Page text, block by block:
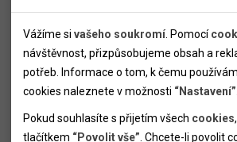
Informace
Novinky
Kolektivy
SUPER FIRST MINUTE
Informace k letním pobytům
Informace o letecké dopravě
Vážíme si vašeho soukromí . Pomocí
návštěvnost, přizpůsobujeme obsah a
potřeb. Informace o tom, k čemu
cookies naleznete v možnosti “Nastavení”
Pokud souhlasíte s přijetím všech cookies
tlačítkem “Povolit vše” . Chcete-li povolit
Nutné cookies pomáhají, aby byla webová
tak, že umožní základní funkce jako
přístup k zabezpečeným sekcím webové
stránka nemůže správně fungovat bez
Analytické cookies